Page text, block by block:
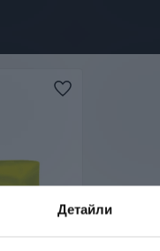
Детайли